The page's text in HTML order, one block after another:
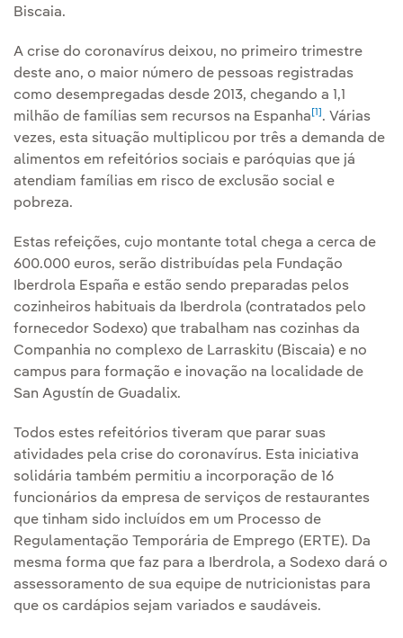
Biscaia.
A crise do coronavírus deixou, no primeiro trimestre
deste ano, o maior número de pessoas registradas
como desempregadas desde 2013, chegando a 1,1
milhão de famílias sem recursos na Espanha [1] . Várias
vezes, esta situação multiplicou por três a demanda de
alimentos em refeitórios sociais e paróquias que já
atendiam famílias em risco de exclusão social e
pobreza.
Estas refeições, cujo montante total chega a cerca de
600.000 euros, serão distribuídas pela Fundação
Iberdrola España e estão sendo preparadas pelos
cozinheiros habituais da Iberdrola (contratados pelo
fornecedor Sodexo) que trabalham nas cozinhas da
Companhia no complexo de Larraskitu (Biscaia) e no
campus para formação e inovação na localidade de
San Agustín de Guadalix.
Todos estes refeitórios tiveram que parar suas
atividades pela crise do coronavírus. Esta iniciativa
solidária também permitiu a incorporação de 16
funcionários da empresa de serviços de restaurantes
que tinham sido incluídos em um Processo de
Regulamentação Temporária de Emprego (ERTE). Da
mesma forma que faz para a Iberdrola, a Sodexo dará o
assessoramento de sua equipe de nutricionistas para
que os cardápios sejam variados e saudáveis.